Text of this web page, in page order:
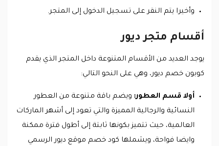
وأخيرا يتم النقر على تسجيل الدخول إلى المتجر.
أقسام متجر ديور
يوجد العديد من الأقسام المتنوعة داخل المتجر الذي يقدم
كوبون خصم ديور، وهي على النحو التالي:
أولا قسم العطور: ويضم باقة متنوعة من العطور
النسائية والرجالية المميزة والتي تعود إلى أشهر الماركات
العالمية، حيث تتميز بكونها ثابتة إلى أطول فترة ممكنة
وايضا فواحة، ويشملها كود خصم موقع ديور الرسمي